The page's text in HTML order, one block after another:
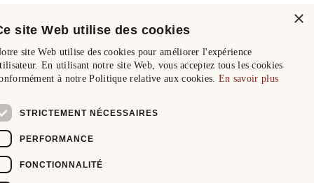
×
site Web utilise des cookies
site Web utilise des cookies pour améliorer l'expérience
En utilisant notre site Web, vous acceptez tous les cookies
à notre Politique relative aux cookies. En savoir plus
STRICTEMENT NÉCESSAIRES
PERFORMANCE
FONCTIONNALITÉ